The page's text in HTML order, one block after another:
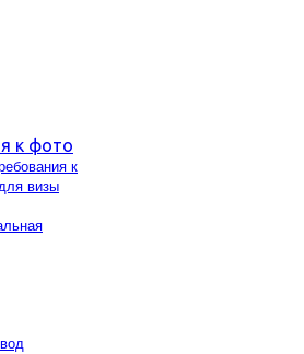
к фото
к
визы